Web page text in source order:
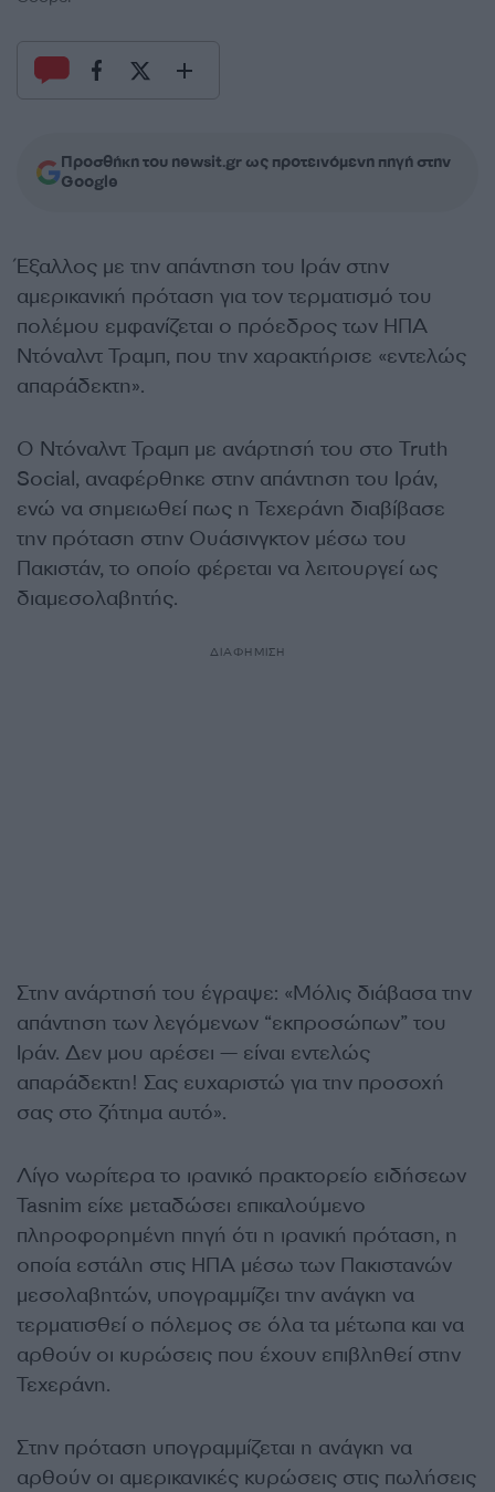
Προσθήκη του newsit.gr ως προτεινόμενη πηγή στην
Google
Έξαλλος με την απάντηση του Ιράν στην
αμερικανική πρόταση για τον τερματισμό του
πολέμου εμφανίζεται ο πρόεδρος των ΗΠΑ
Ντόναλντ Τραμπ, που την χαρακτήρισε «εντελώς
απαράδεκτη».
Ο Ντόναλντ Τραμπ με ανάρτησή του στο Truth
Social, αναφέρθηκε στην απάντηση του Ιράν,
ενώ να σημειωθεί πως η Τεχεράνη διαβίβασε
την πρόταση στην Ουάσινγκτον μέσω του
Πακιστάν, το οποίο φέρεται να λειτουργεί ως
διαμεσολαβητής.
ΔΙΑΦΗΜΙΣΗ
Στην ανάρτησή του έγραψε: «Μόλις διάβασα την
απάντηση των λεγόμενων “εκπροσώπων” του
Ιράν. Δεν μου αρέσει — είναι εντελώς
απαράδεκτη! Σας ευχαριστώ για την προσοχή
σας στο ζήτημα αυτό».
Λίγο νωρίτερα το ιρανικό πρακτορείο ειδήσεων
Tasnim είχε μεταδώσει επικαλούμενο
πληροφορημένη πηγή ότι η ιρανική πρόταση, η
οποία εστάλη στις ΗΠΑ μέσω των Πακιστανών
μεσολαβητών, υπογραμμίζει την ανάγκη να
τερματισθεί ο πόλεμος σε όλα τα μέτωπα και να
αρθούν οι κυρώσεις που έχουν επιβληθεί στην
Τεχεράνη.
Στην πρόταση υπογραμμίζεται η ανάγκη να
αρθούν οι αμερικανικές κυρώσεις στις πωλήσεις